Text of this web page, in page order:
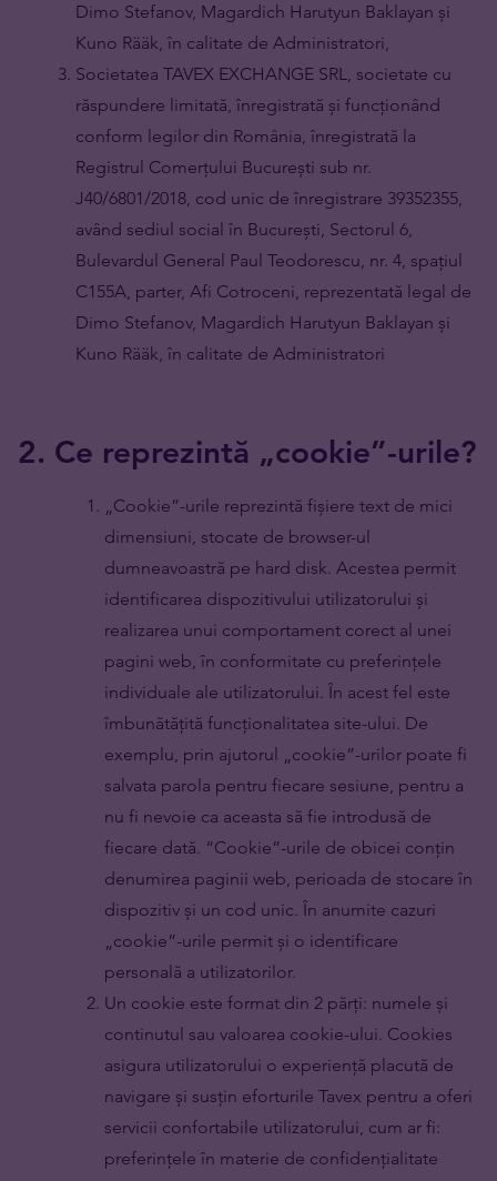
Dimo Stefanov, Magardich Harutyun Baklayan și
Kuno Rääk, în calitate de Administratori,
Societatea TAVEX EXCHANGE SRL, societate cu
răspundere limitată, înregistrată și funcționând
conform legilor din România, înregistrată la
Registrul Comerțului București sub nr.
J40/6801/2018, cod unic de înregistrare 39352355,
având sediul social în București, Sectorul 6,
Bulevardul General Paul Teodorescu, nr. 4, spațiul
C155A, parter, Afi Cotroceni, reprezentată legal de
Dimo Stefanov, Magardich Harutyun Baklayan și
Kuno Rääk, în calitate de Administratori
2. Ce reprezintă „cookie”-urile?
„Cookie”-urile reprezintă fișiere text de mici
dimensiuni, stocate de browser-ul
dumneavoastră pe hard disk. Acestea permit
identificarea dispozitivului utilizatorului și
realizarea unui comportament corect al unei
pagini web, în conformitate cu preferințele
individuale ale utilizatorului. În acest fel este
îmbunătățită funcționalitatea site-ului. De
exemplu, prin ajutorul „cookie”-urilor poate fi
salvata parola pentru fiecare sesiune, pentru a
nu fi nevoie ca aceasta să fie introdusă de
fiecare dată. “Cookie”-urile de obicei conțin
denumirea paginii web, perioada de stocare în
dispozitiv și un cod unic. În anumite cazuri
„cookie”-urile permit și o identificare
personală a utilizatorilor.
Un cookie este format din 2 părți: numele și
continutul sau valoarea cookie-ului. Cookies
asigura utilizatorului o experiență placută de
navigare și susțin eforturile Tavex pentru a oferi
servicii confortabile utilizatorului, cum ar fi:
preferințele în materie de confidențialitate